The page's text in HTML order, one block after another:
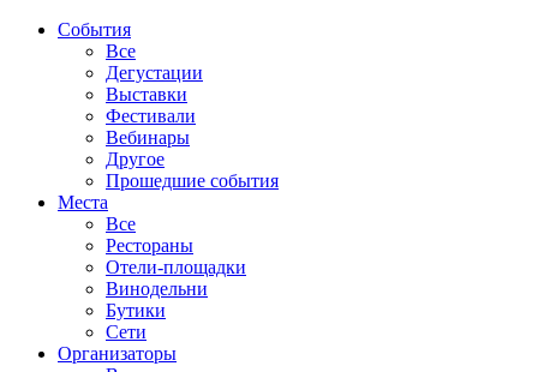
События
Все
Дегустации
Выставки
Фестивали
Вебинары
Другое
Прошедшие события
Места
Все
Рестораны
Отели-площадки
Винодельни
Бутики
Сети
Организаторы